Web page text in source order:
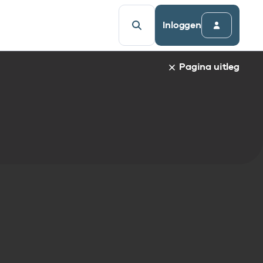
Inloggen
Pagina uitleg